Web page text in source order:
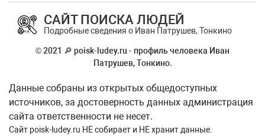
САЙТ ПОИСКА ЛЮДЕЙ
Подробные сведения о Иван Патрушев, Тонкино
© 2021 🔎 poisk-ludey.ru - профиль человека Иван
Патрушев, Тонкино.
Данные собраны из открытых общедоступных
источников, за достоверность данных администрация
сайта ответственности не несет.
Сайт poisk-ludey.ru НЕ собирает и НЕ хранит данные.